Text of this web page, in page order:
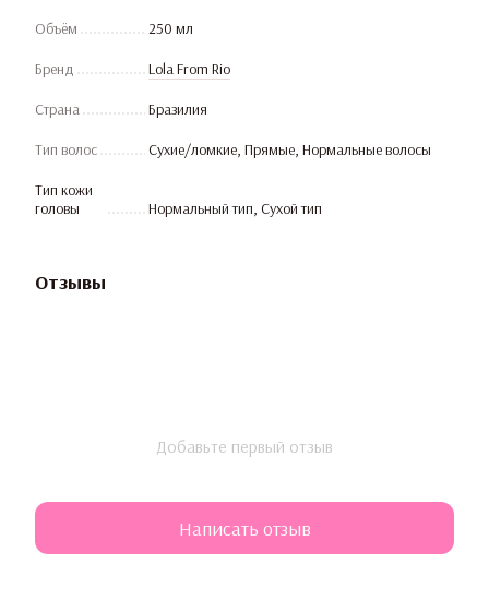
Объём 250 мл
Бренд Lola From Rio
Страна Бразилия
Тип волос Сухие/ломкие, Прямые, Нормальные волосы
Тип кожи
головы
Нормальный тип, Сухой тип
Отзывы
Добавьте первый отзыв
Написать отзыв